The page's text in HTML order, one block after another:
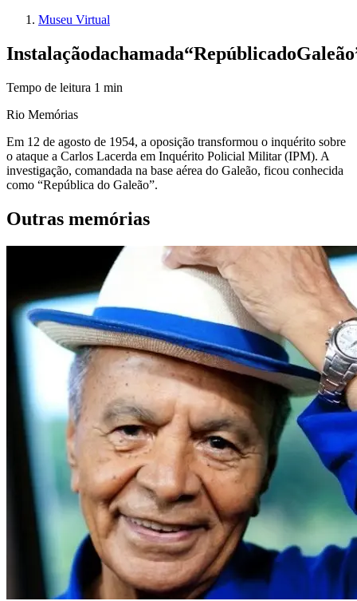
Museu Virtual
Instalaçãodachamada“Repúblicado
Tempo de leitura 1 min
Rio Memórias
Em 12 de agosto de 1954, a oposição transformou o inquérito sobre
o ataque a Carlos Lacerda em Inquérito Policial Militar (IPM). A
investigação, comandada na base aérea do Galeão, ficou conhecida
como “República do Galeão”.
Outras memórias